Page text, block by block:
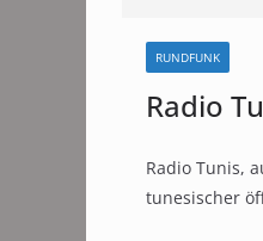
RUNDFUNK
Radio
Radio Tunis,
tunesischer